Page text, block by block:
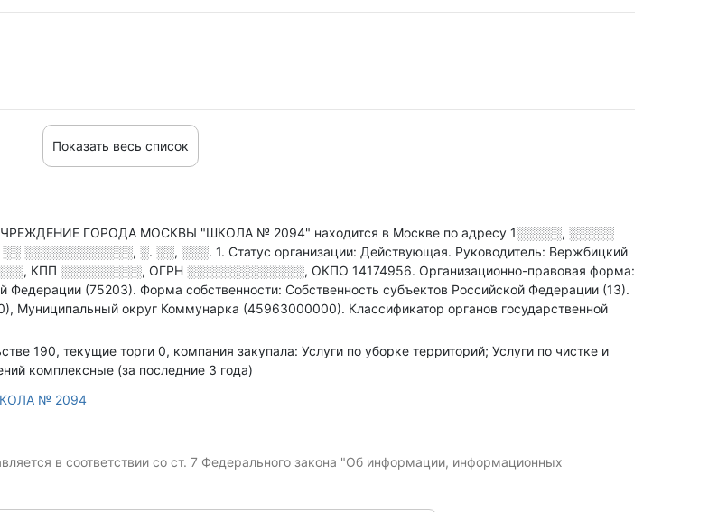
Показать весь список
ГОРОДА МОСКВЫ "ШКОЛА № 2094" находится в Москве по адресу 1░░░░░, ░░░░░
░░░░░░░░░░░░, ░. ░░, ░░░. 1. Статус организации: Действующая. Руководитель: Вержбицкий
, КПП ░░░░░░░░░, ОГРН ░░░░░░░░░░░░░, ОКПО 14174956. Организационно-правовая форма:
Федерации (75203). Форма собственности: Собственность субъектов Российской Федерации (13).
Муниципальный округ Коммунарка (45963000000). Классификатор органов государственной
190, текущие торги 0, компания закупала: Услуги по уборке территорий; Услуги по чистке и
комплексные (за последние 3 года)
№ 2094
в соответствии со ст. 7 Федерального закона "Об информации, информационных